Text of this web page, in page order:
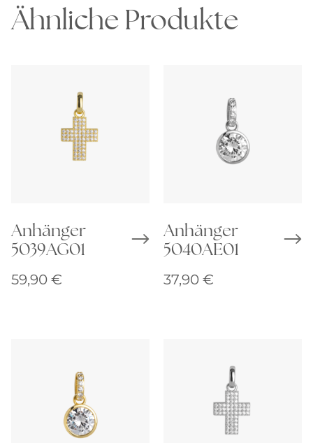
Ähnliche Produkte
Anhänger
5039AG01
59,90 €
Anhänger
5040AE01
37,90 €